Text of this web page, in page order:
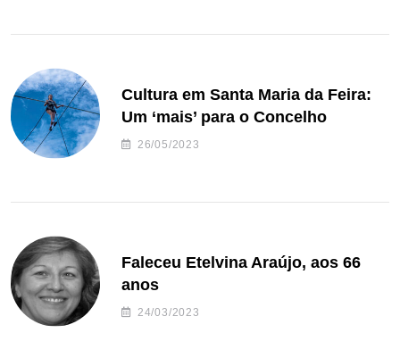
Cultura em Santa Maria da Feira:
Um ‘mais’ para o Concelho
26/05/2023
Faleceu Etelvina Araújo, aos 66
anos
24/03/2023